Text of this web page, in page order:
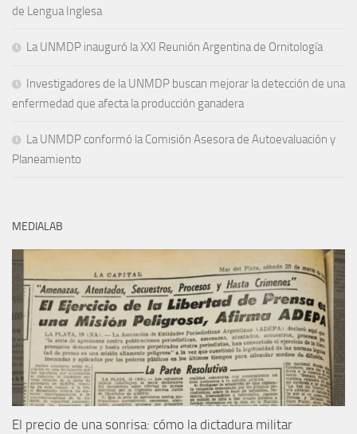
de Lengua Inglesa
La UNMDP inauguró la XXI Reunión Argentina de Ornitología
Investigadores de la UNMDP buscan mejorar la detección de una
enfermedad que afecta la producción ganadera
La UNMDP conformó la Comisión Asesora de Autoevaluación y
Planeamiento
MEDIALAB
El precio de una sonrisa: cómo la dictadura militar